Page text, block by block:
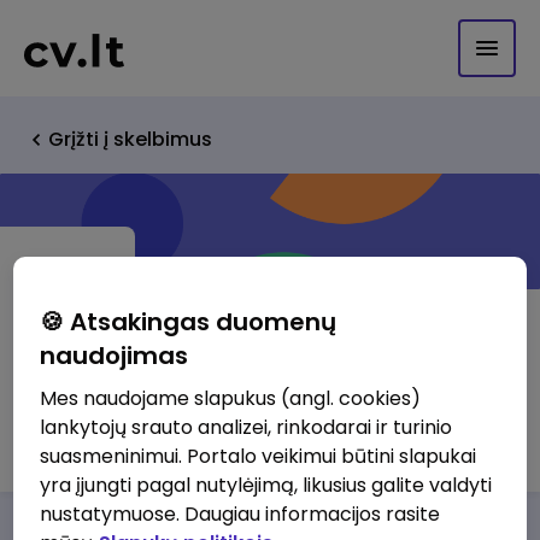
Grįžti į skelbimus
Glassbel Baltic, UAB
http://www.glassbel.com
🍪 Atsakingas duomenų
naudojimas
Mes naudojame slapukus (angl. cookies)
lankytojų srauto analizei, rinkodarai ir turinio
suasmeninimui. Portalo veikimui būtini slapukai
yra įjungti pagal nutylėjimą, likusius galite valdyti
nustatymuose. Daugiau informacijos rasite